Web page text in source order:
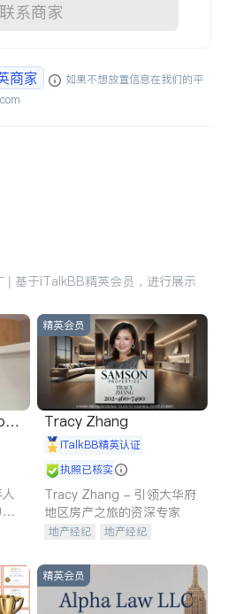
联系商家
商家
如果不想放置信息在我们的平
| 基于iTalkBB精英会员，进行展示
精英会员
Tracy Zhang
iTalkBB精英认证
执照已核实
Tracy Zhang - 引领大华府
地区房产之旅的资深专家
地产经纪
地产经纪
商铺租售
精英会员